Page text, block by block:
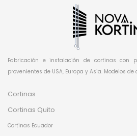
Fabricación e instalación de cortinas con
provenientes de USA, Europa y Asia. Modelos
Cortinas
Cortinas Quito
Cortinas Ecuador